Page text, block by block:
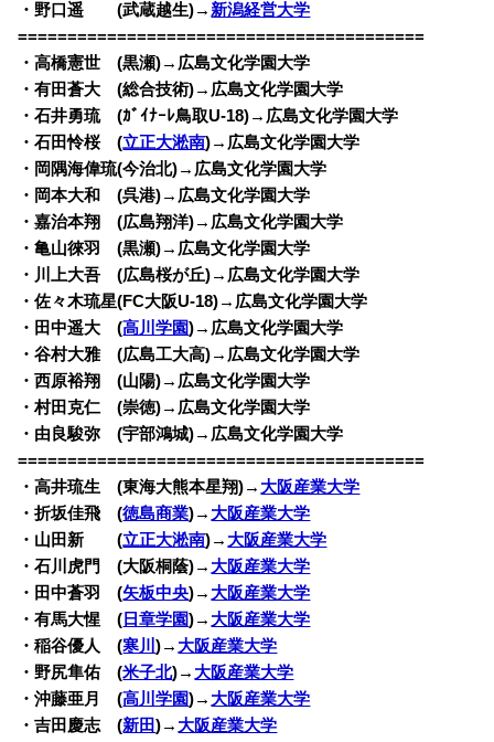
・野口遥 (武蔵越生)→ 新潟経営大学
=========================================
・高橋憲世 (黒瀬)→広島文化学園大学
・有田蒼大 (総合技術)→広島文化学園大学
・石井勇琉 (ｶﾞｲﾅｰﾚ鳥取U-18)→広島文化学園大学
・石田怜桜 (立正大淞南)→広島文化学園大学
・岡隅海偉琉(今治北)→広島文化学園大学
・岡本大和 (呉港)→広島文化学園大学
・嘉治本翔 (広島翔洋)→広島文化学園大学
・亀山徠羽 (黒瀬)→広島文化学園大学
・川上大吾 (広島桜が丘)→広島文化学園大学
・佐々木琉星(FC大阪U-18)→広島文化学園大学
・田中遥大 (高川学園)→広島文化学園大学
・谷村大雅 (広島工大高)→広島文化学園大学
・西原裕翔 (山陽)→広島文化学園大学
・村田克仁 (崇徳)→広島文化学園大学
・由良駿弥 (宇部鴻城)→広島文化学園大学
=========================================
・高井琉生 (東海大熊本星翔)→ 大阪産業大学
・折坂佳飛 (徳島商業)→ 大阪産業大学
・山田新 (立正大淞南)→ 大阪産業大学
・石川虎門 (大阪桐蔭)→ 大阪産業大学
・田中蒼羽 (矢板中央)→ 大阪産業大学
・有馬大惺 ( 日章学園)→ 大阪産業大学
・稲谷優人 (寒川)→ 大阪産業大学
・野尻隼佑 (米子北)→ 大阪産業大学
・沖藤亜月 (高川学園)→ 大阪産業大学
・吉田慶志 (新田)→ 大阪産業大学